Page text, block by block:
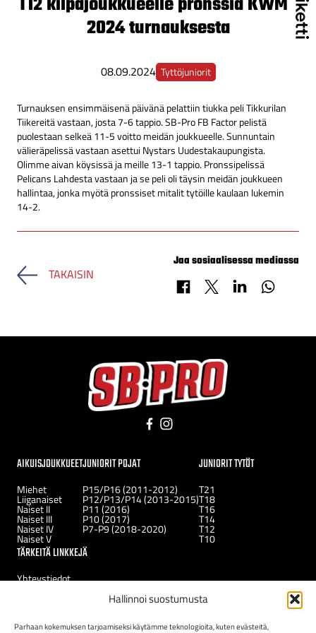
Hallinnoi suostumusta
Parhaan kokemuksen tarjoamiseksi käytämme teknologioita, kuten evästeitä,
2024 turnauksesta
08.09.2024 Tyttöjuniorit
Turnauksen ensimmäisenä päivänä pelattiin tiukka peli Tikkurilan
Tiikereitä vastaan, josta 7-6 tappio. SB-Pro FB Factor pelistä
puolestaan selkeä 11-5 voitto meidän joukkueelle. Sunnuntain
välieräpelissä vastaan asettui Nystars Uudestakaupungista.
Olimme aivan köysissä ja meille 13-1 tappio. Pronssipelissä
Pelicans Lahdesta vastaan ja se peli oli täysin meidän joukkueen
hallintaa, jonka myötä pronssiset mitalit tytöille kaulaan lukemin
14-2.
TAKAISIN
Jaa sosiaalisessa mediassa
Jaa FacebookissaJaa X-palvelussaJaa LinkedInissä
Facebook
AIKUISJOUKKUEET
Miehet
Liiganaiset
Naiset II
Naiset III
Naiset IV
Naiset V
JUNIORIT POJAT
P15/P16 (2011-2012)
P12/P13/P14 (2013-2015)
P11 (2016)
P10 (2017)
P7-P9 (2018-2020)
JUNIORIT TYTÖT
T21
T18
T16
T14
T12
T10
TÄRKEITÄ LINKKEJÄ
Yhteystiedot